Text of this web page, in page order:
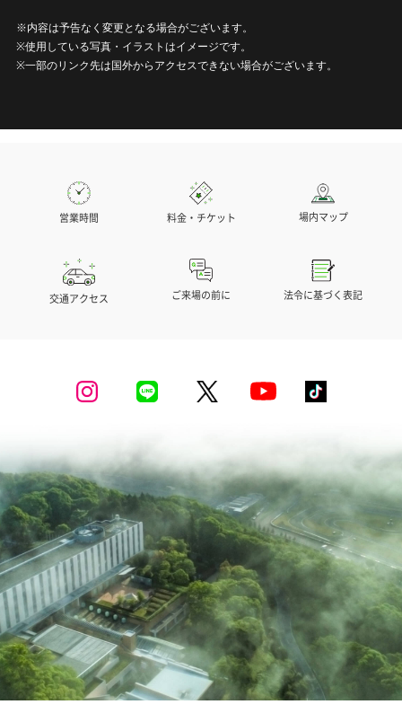
※内容は予告なく変更となる場合がございます。
※使用している写真・イラストはイメージです。
※一部のリンク先は国外からアクセスできない場合がございます。
営業時間 料金・チケット 場内マップ
交通アクセス ご来場の前に 法令に基づく表記